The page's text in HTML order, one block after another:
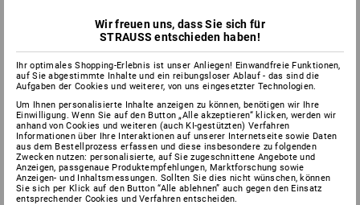
Wir freuen uns, dass Sie sich für
STRAUSS entschieden haben!
Ihr optimales Shopping-Erlebnis ist unser Anliegen! Einwandfreie Funktionen,
auf Sie abgestimmte Inhalte und ein reibungsloser Ablauf - das sind die
Aufgaben der Cookies und weiterer, von uns eingesetzter Technologien.
Um Ihnen personalisierte Inhalte anzeigen zu können, benötigen wir Ihre
Einwilligung. Wenn Sie auf den Button „Alle akzeptieren“ klicken, werden wir
anhand von Cookies und weiteren (auch KI-gestützten) Verfahren
Informationen über Ihre Interaktionen auf unserer Internetseite sowie Daten
aus dem Bestellprozess erfassen und diese insbesondere zu folgenden
Zwecken nutzen: personalisierte, auf Sie zugeschnittene Angebote und
Anzeigen, passgenaue Produktempfehlungen, Marktforschung sowie
Anzeigen- und Inhaltsmessungen. Sollten Sie dies nicht wünschen, können
Sie sich per Klick auf den Button “Alle ablehnen” auch gegen den Einsatz
entsprechender Cookies und Verfahren entscheiden.